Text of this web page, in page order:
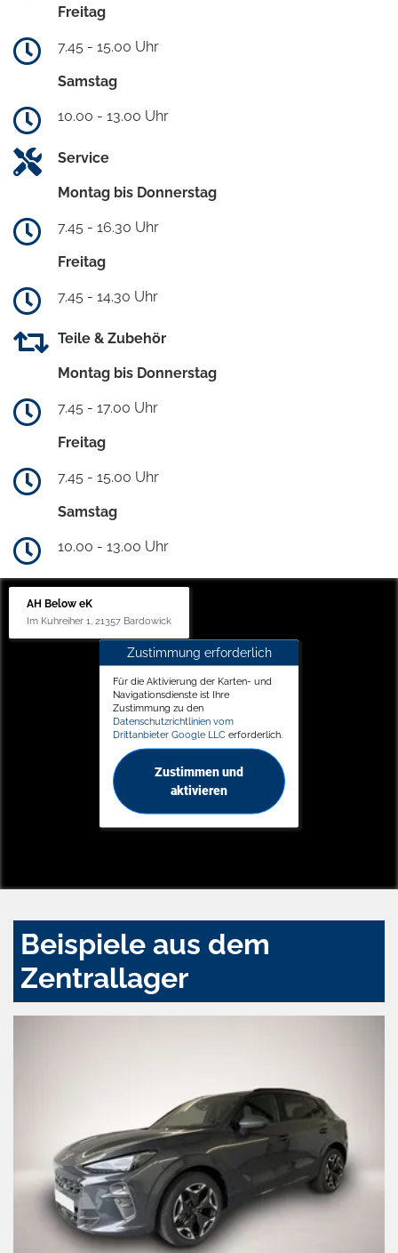
Freitag
7.45 - 15.00 Uhr
Samstag
10.00 - 13.00 Uhr
Service
Montag bis Donnerstag
7.45 - 16.30 Uhr
Freitag
7.45 - 14.30 Uhr
Teile & Zubehör
Montag bis Donnerstag
7.45 - 17.00 Uhr
Freitag
7.45 - 15.00 Uhr
Samstag
10.00 - 13.00 Uhr
AH Below eK
Im Kuhreiher 1, 21357 Bardowick
Zustimmung erforderlich
Für die Aktivierung der Karten- und
Navigationsdienste ist Ihre
Zustimmung zu den
Datenschutzrichtlinien vom
Drittanbieter Google LLC erforderlich.
Zustimmen und
aktivieren
Beispiele aus dem
Zentrallager